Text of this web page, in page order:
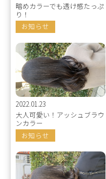
暗めカラーでも透け感たっぷ
り！
お知らせ
2022.01.23
大人可愛い！アッシュブラウ
ンカラー
お知らせ